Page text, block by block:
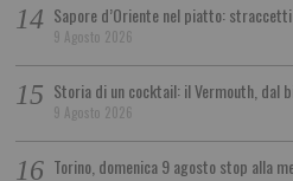
Sapore d’Oriente nel piatto:
9 Agosto 2026
Storia di un cocktail: il Vermouth, dal
9 Agosto 2026
Torino, domenica 9 agosto stop alla